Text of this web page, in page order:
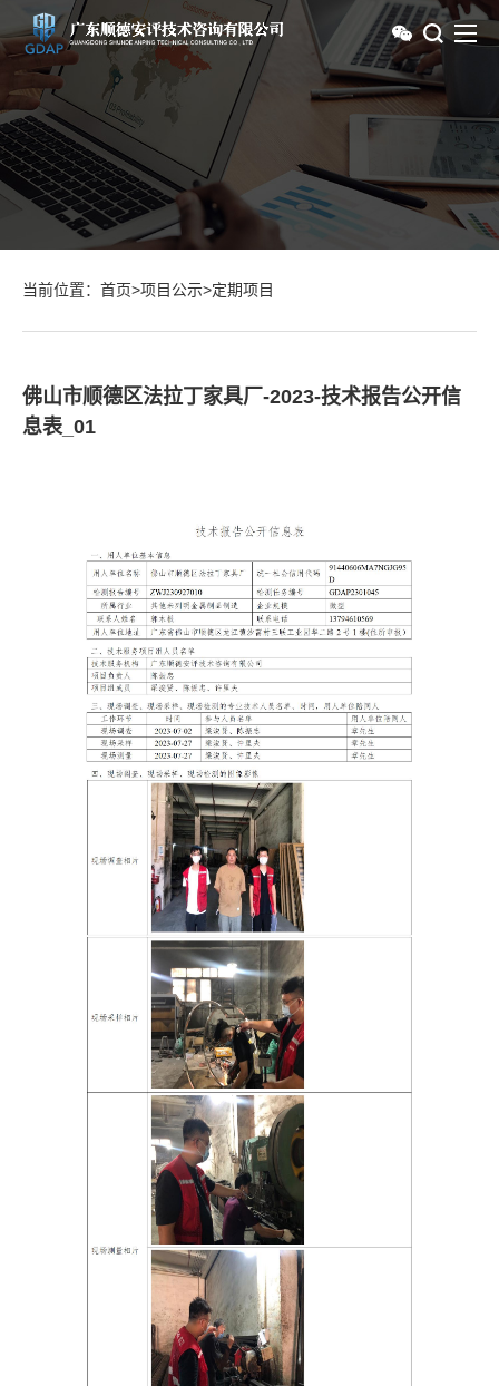
当前位置： 首页>项目公示>定期项目
佛山市顺德区法拉丁家具厂-2023-技术报告公开信
息表_01